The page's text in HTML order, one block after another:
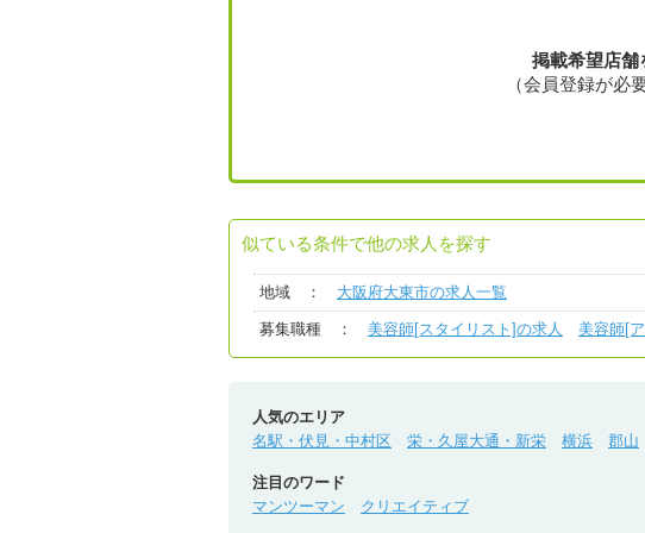
掲載希望店舗
（会員登録が必
似ている条件で他の求人を探す
地域 ： 大阪府大東市の求人一覧
募集職種 ： 美容師[スタイリスト]の求人 美容師[
人気のエリア
名駅・伏見・中村区
栄・久屋大通・新栄 横浜 郡山
注目のワード
マンツーマン
クリエイティブ